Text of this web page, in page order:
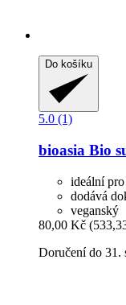
Do košíku
5.0 (1)
bioasia Bio
ideální
dodává
veganský
80,00 Kč
Doručení do 31.